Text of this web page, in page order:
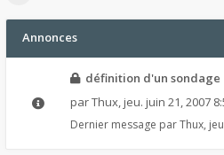
Annonces
définition d'un sondage
parThux, jeu. juin 21, 2007
Dernier message parThux,